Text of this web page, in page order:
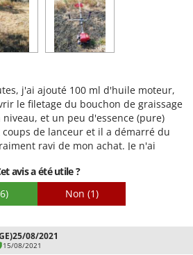
j'ai ajouté 100 ml d'huile moteur,
le filetage du bouchon de graissage
et un peu d'essence (pure)
de lanceur et il a démarré du
ravi de mon achat. Je n'ai
la gâchette d'accélérateur,
celle de ma précédente
Il semble robuste et j'espère
avis a été utile ?
Non (1)
25/08/2021
15/08/2021